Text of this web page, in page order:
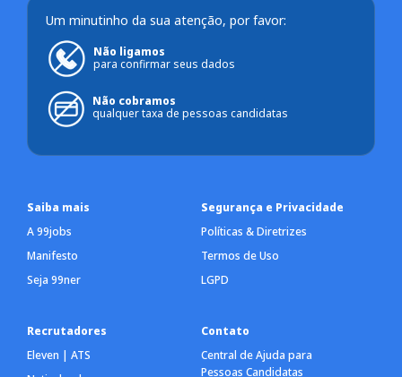
Saiba mais
A 99jobs
Manifesto
Seja 99ner
Segurança e Privacidade
Políticas & Diretrizes
Termos de Uso
LGPD
Recrutadores
Eleven | ATS
Contato
Central de Ajuda para
Pessoas Candidatas
Um minutinho da sua atenção, por favor:
Não ligamos
para confirmar seus dados
Não cobramos
qualquer taxa de pessoas candidatas